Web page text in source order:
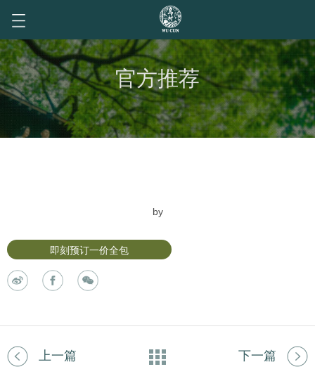
官方推荐
by
即刻预订一价全包
上一篇 下一篇